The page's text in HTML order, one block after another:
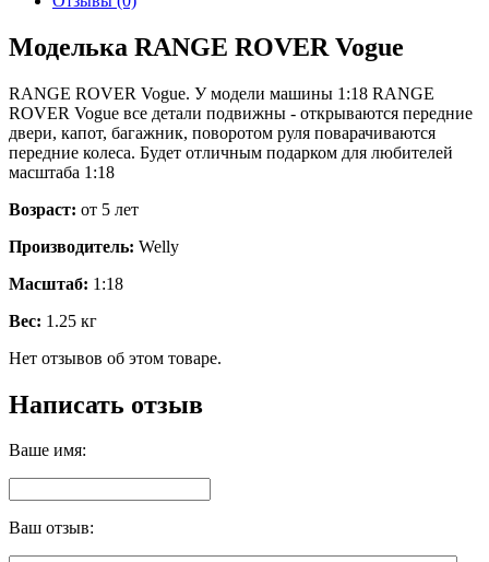
Моделька RANGE ROVER Vogue
RANGE ROVER Vogue. У модели машины 1:18 RANGE
ROVER Vogue все детали подвижны - открываются передние
двери, капот, багажник, поворотом руля поварачиваются
передние колеса. Будет отличным подарком для любителей
масштаба 1:18
Возраст: от 5 лет
Производитель: Welly
Масштаб: 1:18
Вес: 1.25 кг
Нет отзывов об этом товаре.
Написать отзыв
Ваше имя:
Ваш отзыв: